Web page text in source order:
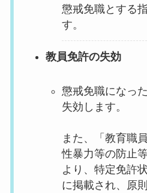
懲戒免職とする
す。
教員免許の失効
懲戒免職になっ
失効します。
また、「教育職
性暴力等の防止
より、特定免許
に掲載され、原